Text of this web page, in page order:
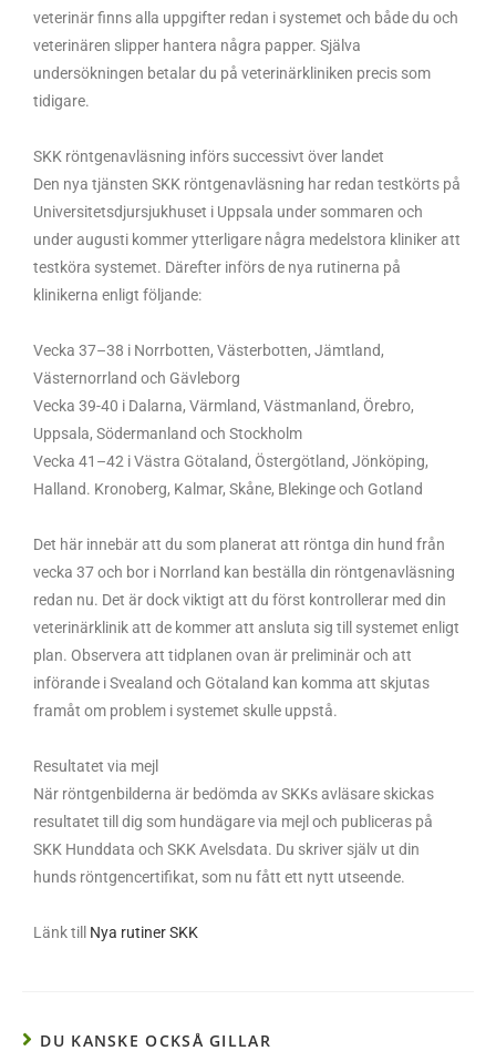
veterinär finns alla uppgifter redan i systemet och både du och
veterinären slipper hantera några papper. Själva
undersökningen betalar du på veterinärkliniken precis som
tidigare.
SKK röntgenavläsning införs successivt över landet
Den nya tjänsten SKK röntgenavläsning har redan testkörts på
Universitetsdjursjukhuset i Uppsala under sommaren och
under augusti kommer ytterligare några medelstora kliniker att
testköra systemet. Därefter införs de nya rutinerna på
klinikerna enligt följande:
Vecka 37–38 i Norrbotten, Västerbotten, Jämtland,
Västernorrland och Gävleborg
Vecka 39-40 i Dalarna, Värmland, Västmanland, Örebro,
Uppsala, Södermanland och Stockholm
Vecka 41–42 i Västra Götaland, Östergötland, Jönköping,
Halland. Kronoberg, Kalmar, Skåne, Blekinge och Gotland
Det här innebär att du som planerat att röntga din hund från
vecka 37 och bor i Norrland kan beställa din röntgenavläsning
redan nu. Det är dock viktigt att du först kontrollerar med din
veterinärklinik att de kommer att ansluta sig till systemet enligt
plan. Observera att tidplanen ovan är preliminär och att
införande i Svealand och Götaland kan komma att skjutas
framåt om problem i systemet skulle uppstå.
Resultatet via mejl
När röntgenbilderna är bedömda av SKKs avläsare skickas
resultatet till dig som hundägare via mejl och publiceras på
SKK Hunddata och SKK Avelsdata. Du skriver själv ut din
hunds röntgencertifikat, som nu fått ett nytt utseende.
Länk till Nya rutiner SKK
DU KANSKE OCKSÅ GILLAR